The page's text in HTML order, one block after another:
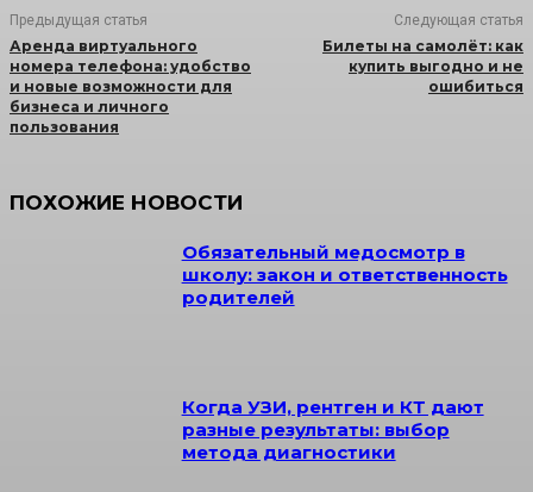
Предыдущая статья
Аренда виртуального
номера телефона: удобство
и новые возможности для
бизнеса и личного
пользования
Следующая статья
Билеты на самолёт: как
купить выгодно и не
ошибиться
ПОХОЖИЕ НОВОСТИ
Обязательный медосмотр в
школу: закон и ответственность
родителей
Когда УЗИ, рентген и КТ дают
разные результаты: выбор
метода диагностики